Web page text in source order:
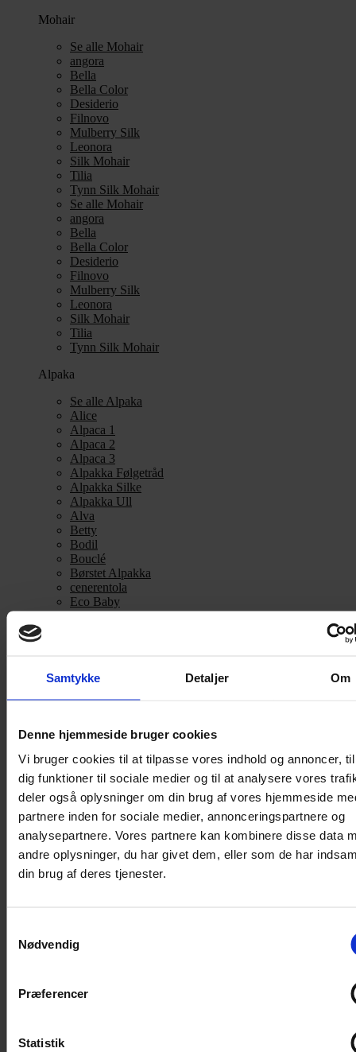
Samtykke Detaljer Om
Denne hjemmeside bruger cookies
Vi bruger cookies til at tilpasse vores indhold og annoncer,
dig funktioner til sociale medier og til at analysere vores
deler også oplysninger om din brug af vores hjemmeside
partnere inden for sociale medier, annonceringspartnere og
analysepartnere. Vores partnere kan kombinere disse data
andre oplysninger, du har givet dem, eller som de har
din brug af deres tjenester.
Nødvendig
Præferencer
Statistik
Mohair
Se alle Mohair
angora
Bella
Bella Color
Desiderio
Filnovo
Mulberry Silk
Leonora
Silk Mohair
Tilia
Tynn Silk Mohair
Se alle Mohair
angora
Bella
Bella Color
Desiderio
Filnovo
Mulberry Silk
Leonora
Silk Mohair
Tilia
Tynn Silk Mohair
Alpaka
Se alle Alpaka
Alice
Alpaca 1
Alpaca 2
Alpaca 3
Alpakka Følgetråd
Alpakka Silke
Alpakka Ull
Alva
Betty
Bodil
Bouclé
Børstet Alpakka
cenerentola
Eco Baby
Eco Melange
midnatssol
Nellie
Parigi
Snefnug
Teddy Dear
Vilja
Se alle Alpaka
Alice
Alpaca 1
Alpaca 3
Alpakka Følgetråd
Bodil
Eco Baby